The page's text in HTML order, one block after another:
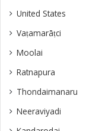
United States
Vaṭamarāṭci
Moolai
Ratnapura
Thondaimanaru
Neeraviyadi